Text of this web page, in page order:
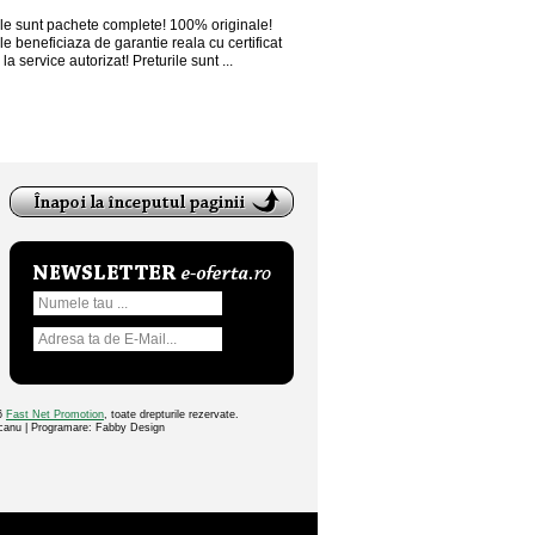
sunt pachete complete! 100% originale!
beneficiaza de garantie reala cu certificat
service autorizat! Preturile sunt ...
Fast Net Promotion, toate drepturile rezervate.
| Programare: Fabby Design